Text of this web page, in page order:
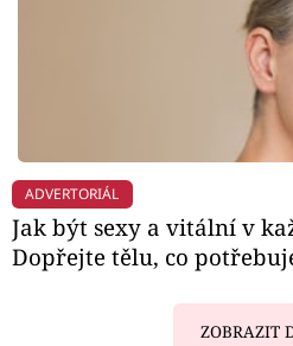
ADVERTORIÁL
Jak být sexy a vitální v
Dopřejte tělu, co
ZOBRAZIT